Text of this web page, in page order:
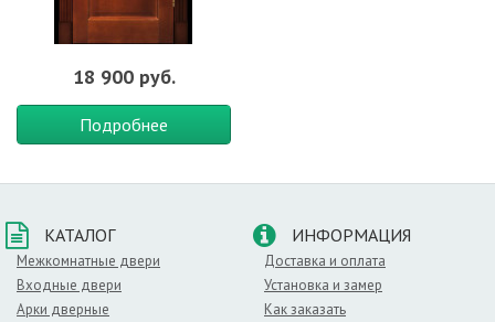
18 900 руб.
Подробнее
КАТАЛОГ
Межкомнатные двери
Входные двери
Арки дверные
ИНФОРМАЦИЯ
Доставка и оплата
Установка и замер
Как заказать